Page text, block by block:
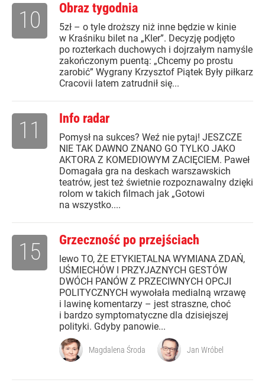
Obraz tygodnia
5zł – o tyle droższy niż inne będzie w kinie
w Kraśniku bilet na „Kler”. Decyzję podjęto
po rozterkach duchowych i dojrzałym namyśle
zakończonym puentą: „Chcemy po prostu
zarobić” Wygrany Krzysztof Piątek Były piłkarz
Cracovii latem zatrudnił się...
10
Info radar
Pomysł na sukces? Weź nie pytaj! JESZCZE
NIE TAK DAWNO ZNANO GO TYLKO JAKO
AKTORA Z KOMEDIOWYM ZACIĘCIEM. Paweł
Domagała gra na deskach warszawskich
teatrów, jest też świetnie rozpoznawalny dzięki
rolom w takich filmach jak „Gotowi
na wszystko....
11
Grzeczność po przejściach
lewo TO, ŻE ETYKIETALNA WYMIANA ZDAŃ,
UŚMIECHÓW I PRZYJAZNYCH GESTÓW
DWÓCH PANÓW Z PRZECIWNYCH OPCJI
POLITYCZNYCH wywołała medialną wrzawę
i lawinę komentarzy – jest straszne, choć
i bardzo symptomatyczne dla dzisiejszej
polityki. Gdyby panowie...
15
Magdalena Środa Jan Wróbel